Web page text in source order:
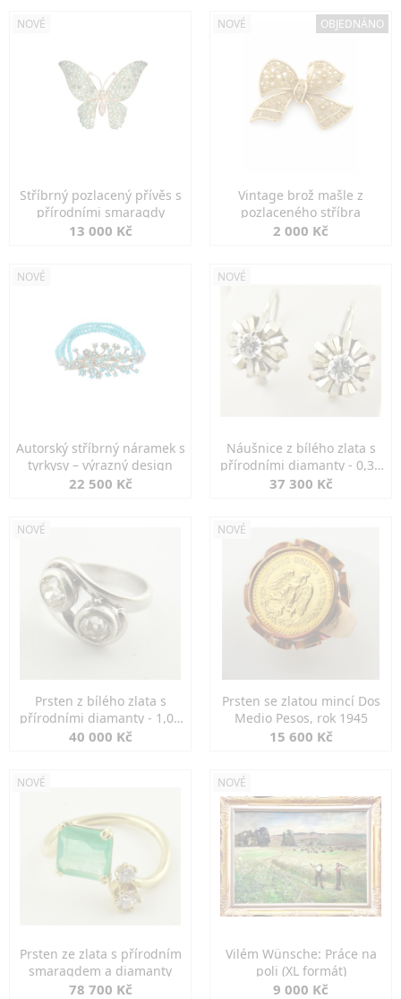
NOVÉ
Stříbrný pozlacený přívěs s
přírodními smaragdy
13 000 Kč
NOVÉ OBJEDNÁNO
Vintage brož mašle z
pozlaceného stříbra
2 000 Kč
NOVÉ
Autorský stříbrný náramek s
tyrkysy – výrazný design
22 500 Kč
NOVÉ
Náušnice z bílého zlata s
přírodními diamanty - 0,30
ct
37 300 Kč
NOVÉ
Prsten z bílého zlata s
přírodními diamanty - 1,00
ct
40 000 Kč
NOVÉ
Prsten se zlatou mincí Dos
Medio Pesos, rok 1945
15 600 Kč
NOVÉ
Prsten ze zlata s přírodním
smaragdem a diamanty
78 700 Kč
NOVÉ
Vilém Wünsche: Práce na
poli (XL formát)
9 000 Kč